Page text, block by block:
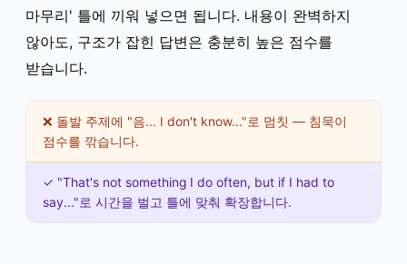
마무리' 틀에 끼워 넣으면 됩니다. 내용이 완벽하지
않아도, 구조가 잡힌 답변은 충분히 높은 점수를
받습니다.
❌ 돌발 주제에 "음... I don't know..."로 멈칫 — 침묵이
점수를 깎습니다.
✓ "That's not something I do often, but if I had to
say..."로 시간을 벌고 틀에 맞춰 확장합니다.